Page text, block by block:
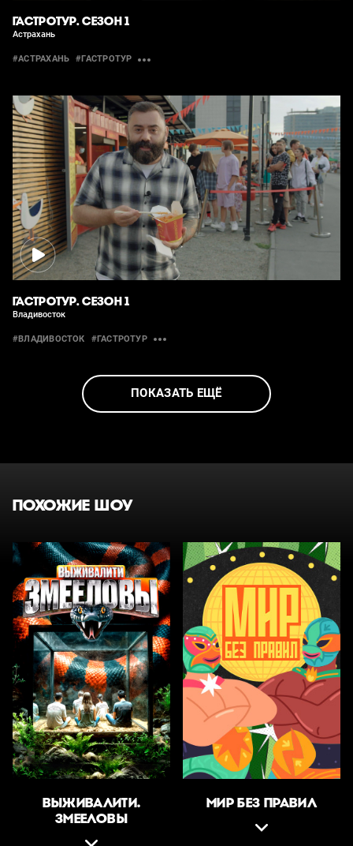
ГАСТРОТУР. СЕЗОН 1
Астрахань
#АСТРАХАНЬ #ГАСТРОТУР
ГАСТРОТУР. СЕЗОН 1
Владивосток
#ВЛАДИВОСТОК #ГАСТРОТУР
ПОКАЗАТЬ ЕЩЁ
ПОХОЖИЕ ШОУ
ВЫЖИВАЛИТИ.
ЗМЕЕЛОВЫ
МИР БЕЗ ПРАВИЛ